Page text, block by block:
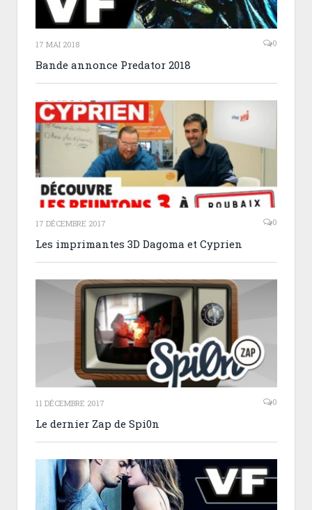
17 MAI 2018 0
Bande annonce Predator 2018
17 DÉCEMBRE 2017 0
Les imprimantes 3D Dagoma et Cyprien
11 DÉCEMBRE 2017 0
Le dernier Zap de Spi0n